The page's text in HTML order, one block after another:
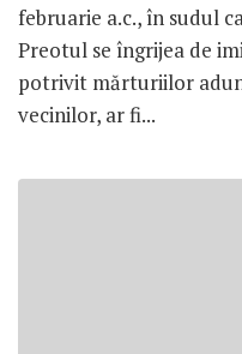
februarie a.c., în sudul
Preotul se îngrijea de
potrivit mărturiilor
vecinilor, ar fi...